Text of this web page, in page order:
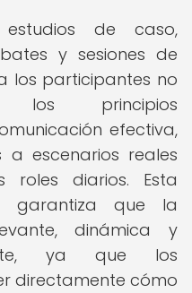
de caso,
y sesiones de
los participantes no
los principios
efectiva,
a escenarios reales
roles diarios. Esta
garantiza que la
dinámica y
ya que los
directamente cómo